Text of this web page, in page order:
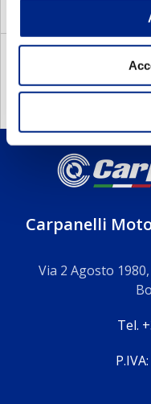
DOCUMENTATION
Carpanelli
Via 2 Agosto
Tel.